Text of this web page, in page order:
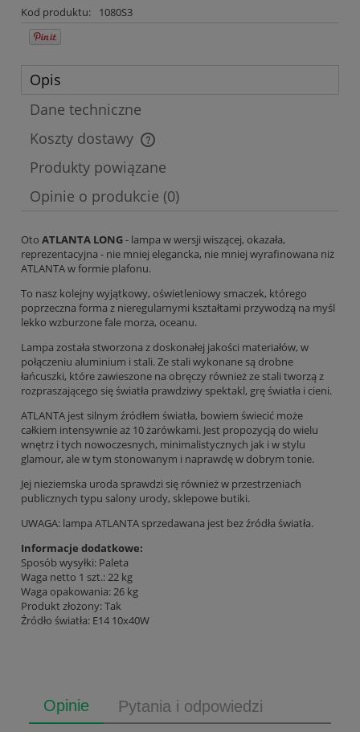
Kod produktu: 1080S3
Opis
Dane techniczne
Koszty dostawy
Cena nie zawiera ewentualnych kosztów płatności
Produkty powiązane
Opinie o produkcie (0)
Oto ATLANTA LONG- lampa w wersji wiszącej, okazała,
reprezentacyjna - nie mniej elegancka, nie mniej wyrafinowana niż
ATLANTA w formie plafonu.
To nasz kolejny wyjątkowy, oświetleniowy smaczek, którego
poprzeczna forma z nieregularnymi kształtami przywodzą na myśl
lekko wzburzone fale morza, oceanu.
Lampa została stworzona z doskonałej jakości materiałów, w
połączeniu aluminium i stali. Ze stali wykonane są drobne
łańcuszki, które zawieszone na obręczy również ze stali tworzą z
rozpraszającego się światła prawdziwy spektakl, grę światła i cieni.
ATLANTA jest silnym źródłem światła, bowiem świecić może
całkiem intensywnie aż 10 żarówkami. Jest propozycją do wielu
wnętrz i tych nowoczesnych, minimalistycznych jak i w stylu
glamour, ale w tym stonowanym i naprawdę w dobrym tonie.
Jej nieziemska uroda sprawdzi się również w przestrzeniach
publicznych typu salony urody, sklepowe butiki.
UWAGA: lampa ATLANTA sprzedawana jest bez źródła światła.
Informacje dodatkowe:
Sposób wysyłki: Paleta
Waga netto 1 szt.: 22 kg
Waga opakowania: 26 kg
Produkt złożony: Tak
Źródło światła: E14 10x40W
Opinie Pytania i odpowiedzi